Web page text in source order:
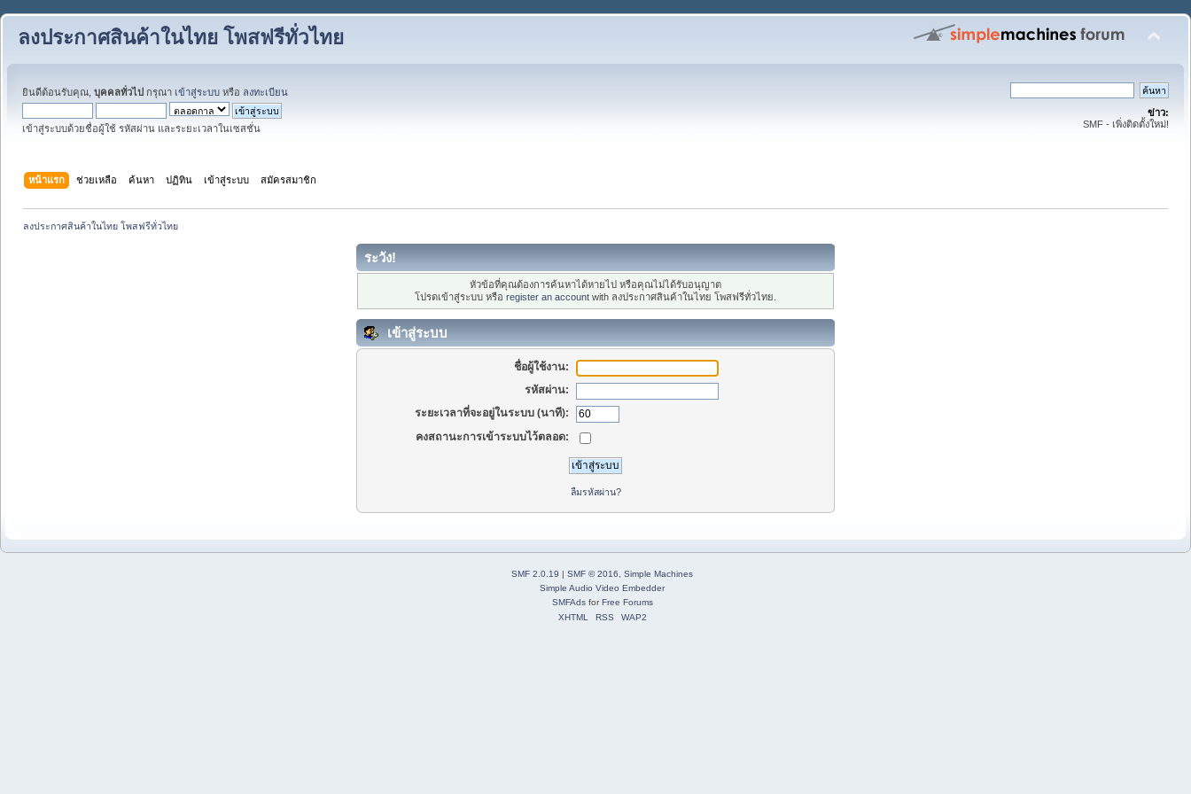
ลงประกาศสินค้าในไทย โพสฟรีทั่วไทย
ยินดีต้อนรับคุณ, บุคคลทั่วไป กรุณา เข้าสู่ระบบ หรือ ลงทะเบียน
เข้าสู่ระบบด้วยชื่อผู้ใช้ รหัสผ่าน และระยะเวลาในเซสชั่น
ข่าว:
SMF - เพิ่งติดตั้งใหม่!
หน้าแรก ช่วยเหลือ ค้นหา ปฏิทิน เข้าสู่ระบบ สมัครสมาชิก
ลงประกาศสินค้าในไทย โพสฟรีทั่วไทย
ระวัง!
หัวข้อที่คุณต้องการค้นหาได้หายไป หรือคุณไม่ได้รับอนุญาต
โปรดเข้าสู่ระบบ หรือ register an account with ลงประกาศสินค้าในไทย โพสฟรีทั่วไทย.
เข้าสู่ระบบ
ชื่อผู้ใช้งาน:
รหัสผ่าน:
ระยะเวลาที่จะอยู่ในระบบ (นาที):
คงสถานะการเข้าระบบไว้ตลอด:
ลืมรหัสผ่าน?
SMF 2.0.19 | SMF © 2016
Simple Machines
Simple Audio Video Embedder
SMFAdsforFree Forums
XHTML
RSS WAP2